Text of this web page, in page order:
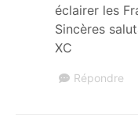
éclairer les
Sincères
XC
Répondre